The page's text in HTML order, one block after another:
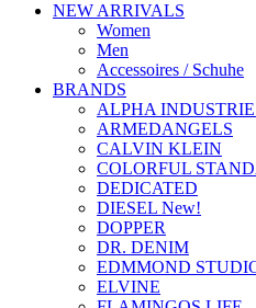
NEW ARRIVALS
Women
Men
Accessoires / Schuhe
BRANDS
ALPHA
ARMEDANGELS
CALVIN KLEIN
COLORFUL
DEDICATED
DIESEL New!
DOPPER
DR. DENIM
EDMMOND
ELVINE